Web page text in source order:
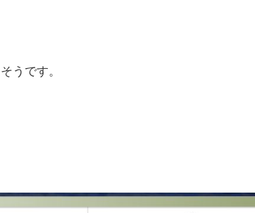
うです。